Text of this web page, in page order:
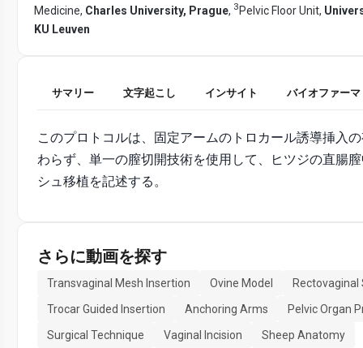
Medicine, Charles University, Prague, 3 Pelvic Floor Unit,
KU Leuven
サマリー 文字起こし インサイト バイオファー
このプロトコルは、固定アームのトロカール誘導挿入
わらず、単一の膣切開技術を使用して、ヒツジの直腸
シュ移植を記述する。
さらに動画を探す
Transvaginal Mesh Insertion Ovine Model
Trocar Guided Insertion
Anchoring Arms
Pelvic Organ
Surgical Technique
Vaginal Incision
Sheep Anatomy